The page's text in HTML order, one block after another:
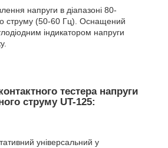
напруги в діапазоні 80-
струму (50-60 Гц). Оснащений
індикатором напруги
тестера напруги
струму UT-125:
універсальний у